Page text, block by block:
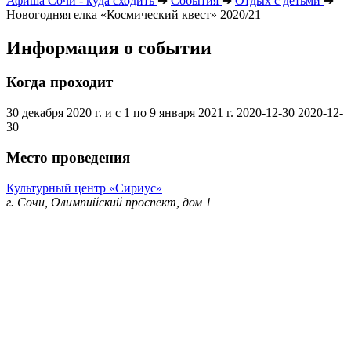
Новогодняя елка «Космический квест» 2020/21
Информация о событии
Когда проходит
30 декабря 2020 г. и с 1 по 9 января 2021 г. 2020-12-30 2020-12-
30
Место проведения
Культурный центр «Сириус»
г. Сочи, Олимпийский проспект, дом 1